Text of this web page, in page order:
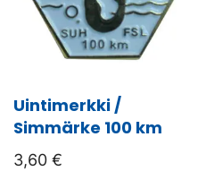
Uintimerkki /
Simmärke 100 km
3,60 €